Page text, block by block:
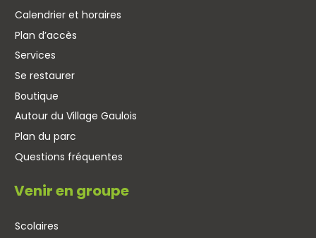
Calendrier et horaires
Plan d’accès
Services
Se restaurer
Boutique
Autour du Village Gaulois
Plan du parc
Questions fréquentes
Venir en groupe
Scolaires